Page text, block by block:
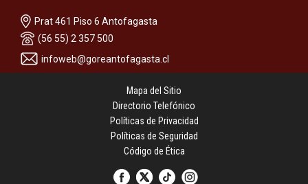
Prat 461 Piso 6 Antofagasta
(56 55) 2 357 500
infoweb@goreantofagasta.cl
Mapa del Sitio
Directorio Telefónico
Políticas de Privacidad
Políticas de Seguridad
Código de Ética